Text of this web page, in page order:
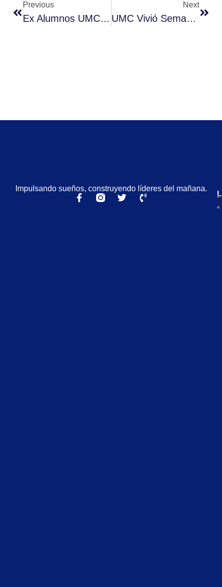
Previous
Ex Alumnos UMC Transforman El Folclor En Experiencias Culturales Sostenibles
Next
UMC Vivió Semana Del Bienestar Y Calidad De Vida 2025
Impulsando sueños, construyendo líderes del mañana.